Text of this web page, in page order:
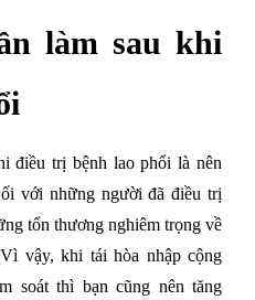
làm sau khi
điều trị bệnh lao phổi là nên
với những người đã điều trị
tổn thương nghiêm trọng về
vậy, khi tái hòa nhập cộng
soát thì bạn cũng nên tăng